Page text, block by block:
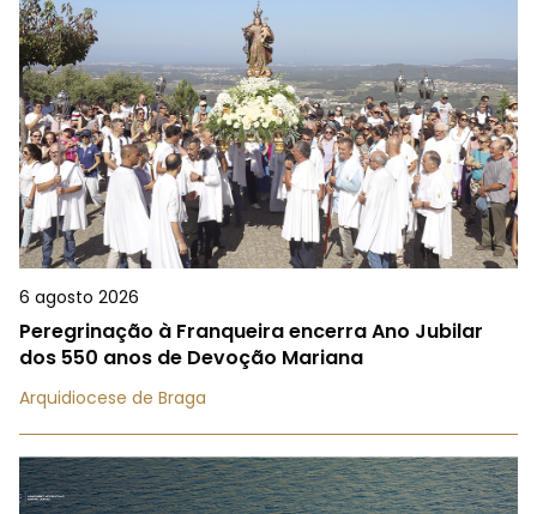
6 agosto 2026
Peregrinação à Franqueira encerra Ano Jubilar
dos 550 anos de Devoção Mariana
Arquidiocese de Braga